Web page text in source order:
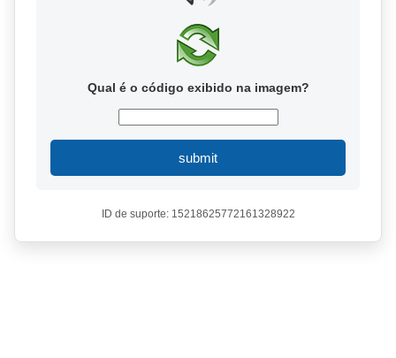
Qual é o código exibido na imagem?
submit
ID de suporte: 15218625772161328922